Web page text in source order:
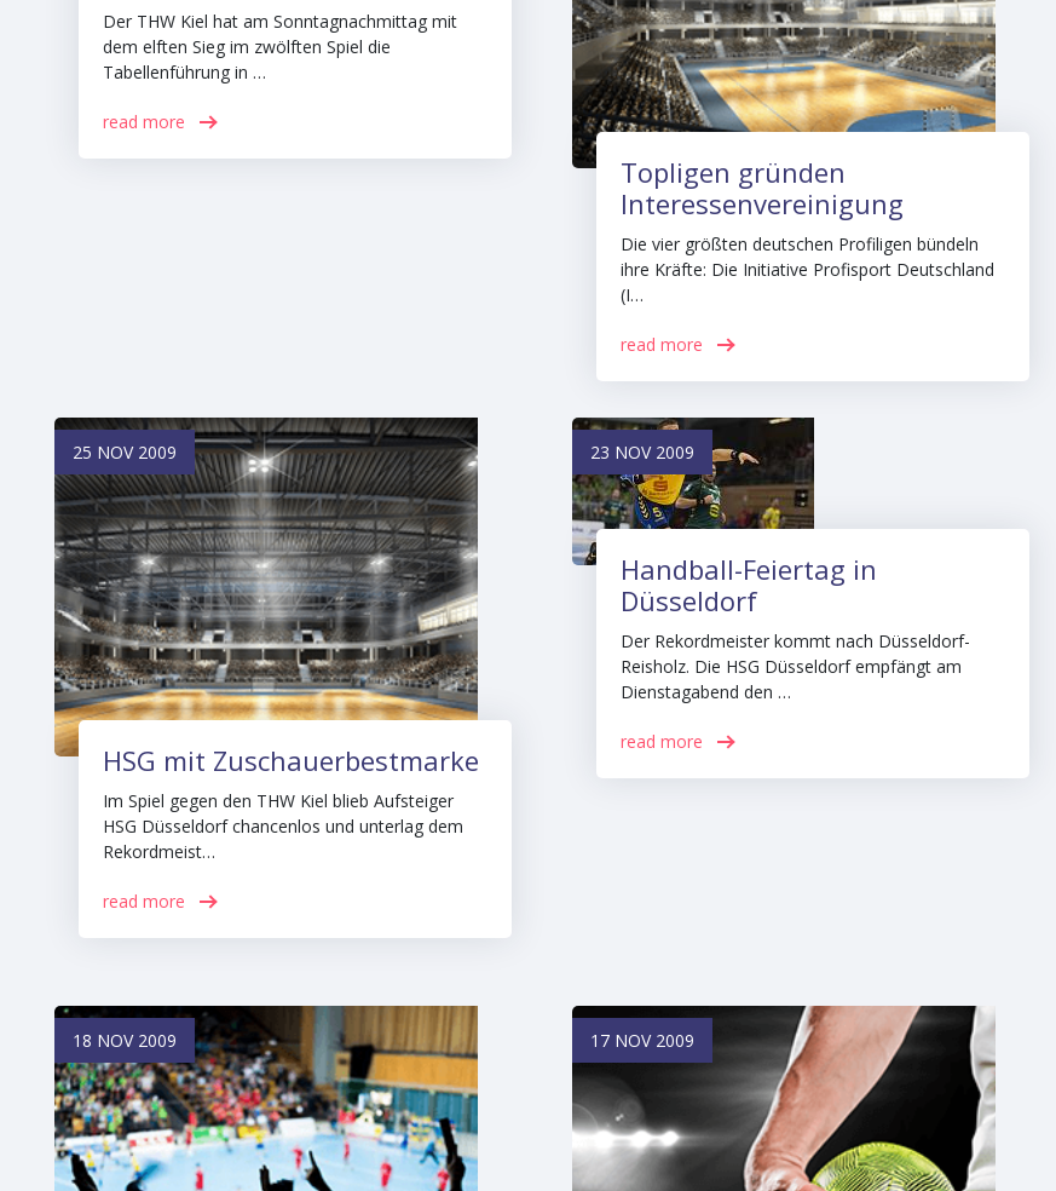
Der THW Kiel hat am Sonntagnachmittag mit
dem elften Sieg im zwölften Spiel die
Tabellenführung in …
read more
Topligen gründen
Interessenvereinigung
Die vier größten deutschen Profiligen bündeln
ihre Kräfte: Die Initiative Profisport Deutschland
(I…
read more
25 NOV 2009
HSG mit Zuschauerbestmarke
Im Spiel gegen den THW Kiel blieb Aufsteiger
HSG Düsseldorf chancenlos und unterlag dem
Rekordmeist…
read more
23 NOV 2009
Handball-Feiertag in
Düsseldorf
Der Rekordmeister kommt nach Düsseldorf-
Reisholz. Die HSG Düsseldorf empfängt am
Dienstagabend den …
read more
18 NOV 2009 17 NOV 2009